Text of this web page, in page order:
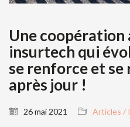
Une coopération
insurtech qui
se renforce et
après jour !
26 mai 2021 Articles /